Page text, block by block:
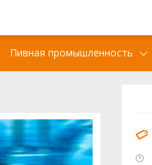
Пивная промышленность